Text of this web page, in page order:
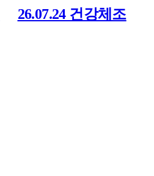
26.07.24 건강체조